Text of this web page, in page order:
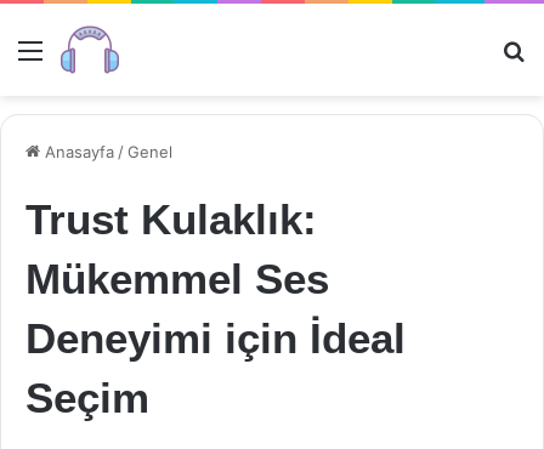
Menü
Anasayfa /Genel
Trust Kulaklık:
Mükemmel Ses
Deneyimi için İdeal
Seçim